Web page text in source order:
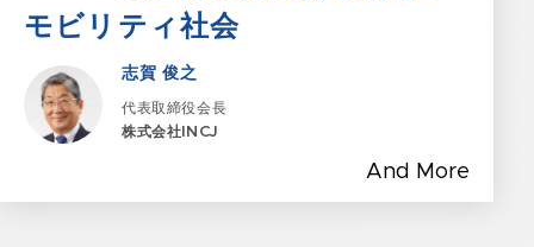
モビリティ社会
志賀 俊之
代表取締役会長
株式会社INCJ
And More